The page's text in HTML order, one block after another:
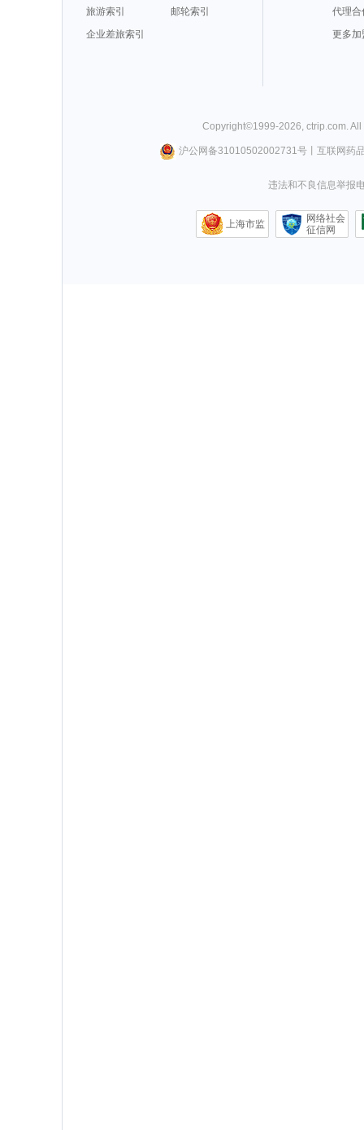
旅游索引
邮轮索引
企业差旅索引
代理合
更多加
Copyright©1999-2026, ctrip.com.
沪公网备31010502002731号丨 互联网药
违法和不良信息举报
上海市监
网络社会
征信网